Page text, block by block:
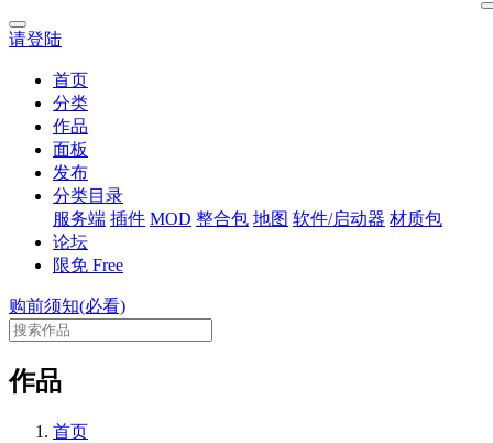
请登陆
首页
分类
作品
面板
发布
分类目录
服务端 插件 MOD 整合包 地图 软件/启动器 材质包
论坛
限免 Free
购前须知(必看)
作品
首页